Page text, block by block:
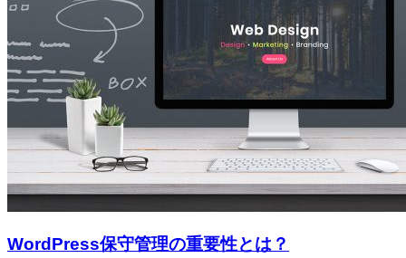
WordPress保守管理の重要性とは？